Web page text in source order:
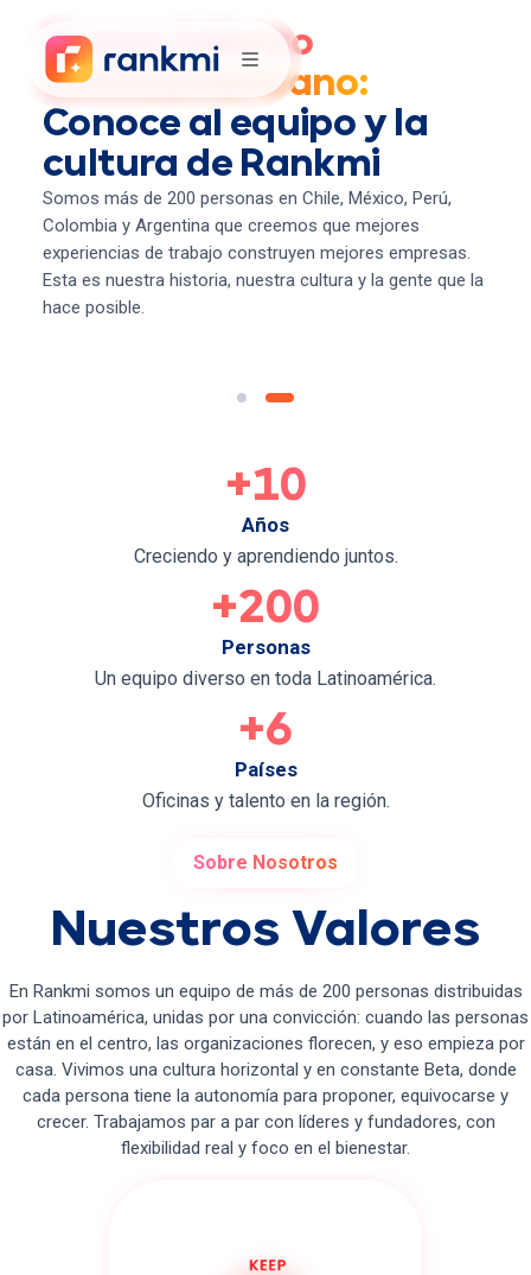
Somos talento
Latinoamericano:
Conoce al equipo y la
cultura de Rankmi
Somos más de 200 personas en Chile, México, Perú,
Colombia y Argentina que creemos que mejores
experiencias de trabajo construyen mejores empresas.
Esta es nuestra historia, nuestra cultura y la gente que la
hace posible.
+10
Años
Creciendo y aprendiendo juntos.
+200
Personas
Un equipo diverso en toda Latinoamérica.
+6
Países
Oficinas y talento en la región.
Sobre Nosotros
Nuestros Valores
En Rankmi somos un equipo de más de 200 personas distribuidas
por Latinoamérica, unidas por una convicción: cuando las personas
están en el centro, las organizaciones florecen, y eso empieza por
casa. Vivimos una cultura horizontal y en constante Beta, donde
cada persona tiene la autonomía para proponer, equivocarse y
crecer. Trabajamos par a par con líderes y fundadores, con
flexibilidad real y foco en el bienestar.